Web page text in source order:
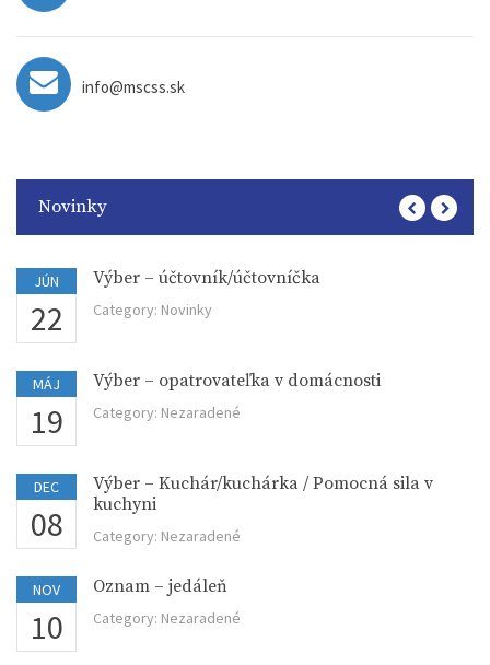
info@mscss.sk
Novinky
JÚN
22
Výber – účtovník/účtovníčka
Category: Novinky
MÁJ
19
Výber – opatrovateľka v domácnosti
Category: Nezaradené
DEC
08
Výber – Kuchár/kuchárka / Pomocná sila v
kuchyni
Category: Nezaradené
NOV
10
Oznam – jedáleň
Category: Nezaradené